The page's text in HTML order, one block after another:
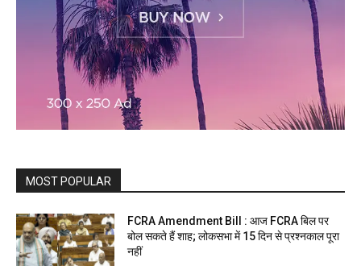
MOST POPULAR
FCRA Amendment Bill : आज FCRA बिल पर
बोल सकते हैं शाह; लोकसभा में 15 दिन से प्रश्नकाल पूरा
नहीं